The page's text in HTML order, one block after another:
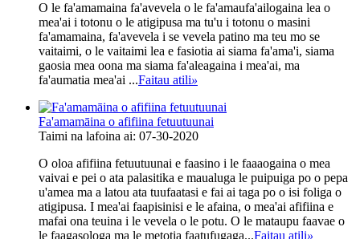
O le fa'amamaina fa'avevela o le fa'amaufa'ailogaina lea o
mea'ai i totonu o le atigipusa ma tu'u i totonu o masini
fa'amamaina, fa'avevela i se vevela patino ma teu mo se
vaitaimi, o le vaitaimi lea e fasiotia ai siama fa'ama'i, siama
gaosia mea oona ma siama fa'aleagaina i mea'ai, ma
fa'aumatia mea'ai ...Faitau atili»
Fa'amamāina o afifiina fetuutuunai
Taimi na lafoina ai: 07-30-2020
O oloa afifiina fetuutuunai e faasino i le faaaogaina o mea
vaivai e pei o ata palasitika e maualuga le puipuiga po o pepa
u'amea ma a latou ata tuufaatasi e fai ai taga po o isi foliga o
atigipusa. I mea'ai faapisinisi e le afaina, o mea'ai afifiina e
mafai ona teuina i le vevela o le potu. O le mataupu faavae o
le faagasologa ma le metotia faatufugaga...Faitau atili»